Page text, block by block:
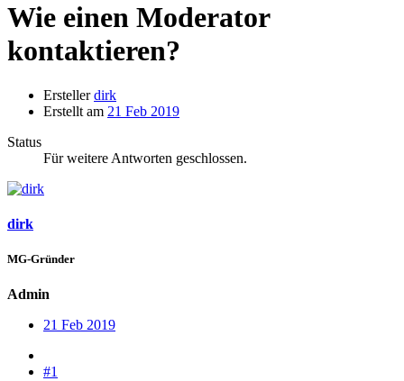
Wie einen Moderator
kontaktieren?
Ersteller dirk
Erstellt am 21 Feb 2019
Status
Für weitere Antworten geschlossen.
dirk
MG-Gründer
Admin
21 Feb 2019
#1